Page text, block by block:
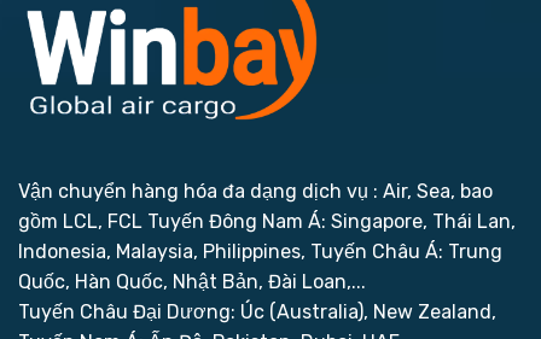
Vận chuyển hàng hóa đa dạng dịch vụ : Air, Sea, bao
gồm LCL, FCL Tuyến Đông Nam Á: Singapore, Thái Lan,
Indonesia, Malaysia, Philippines, Tuyến Châu Á: Trung
Quốc, Hàn Quốc, Nhật Bản, Đài Loan,...
Tuyến Châu Đại Dương: Úc (Australia), New Zealand,